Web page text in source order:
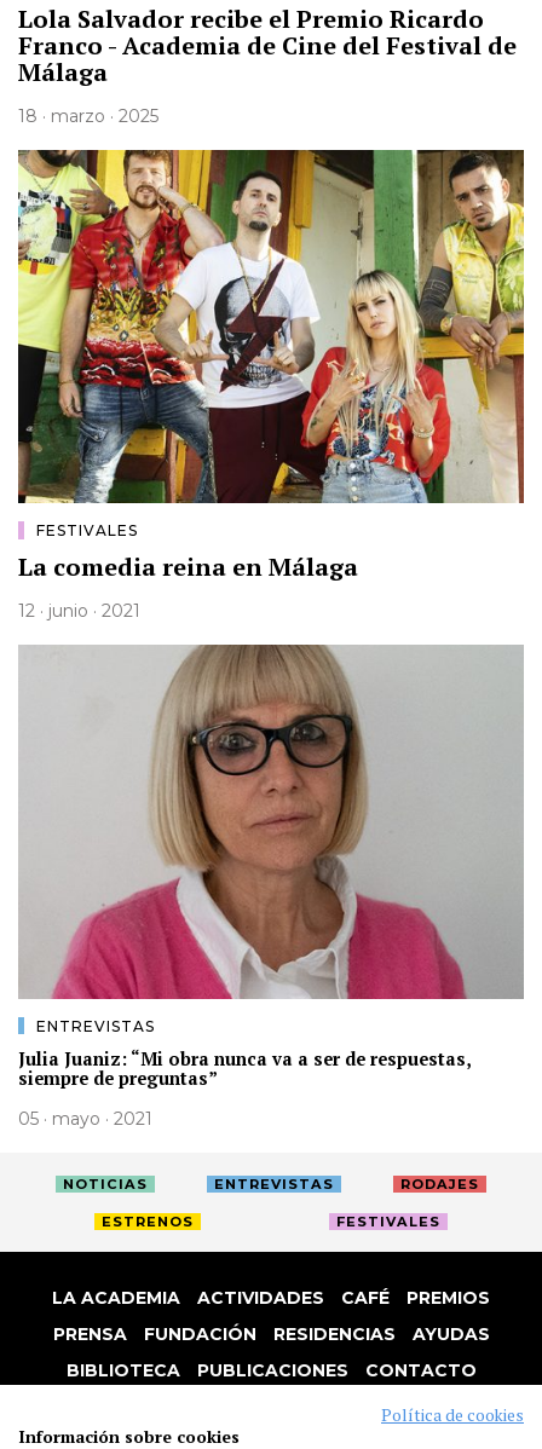
Lola Salvador recibe el Premio Ricardo
Franco - Academia de Cine del Festival de
Málaga
18 · marzo · 2025
FESTIVALES
La comedia reina en Málaga
12 · junio · 2021
ENTREVISTAS
Julia Juaniz: “Mi obra nunca va a ser de respuestas,
siempre de preguntas”
05 · mayo · 2021
NOTICIAS ENTREVISTAS RODAJES
ESTRENOS FESTIVALES
LA ACADEMIA ACTIVIDADES CAFÉ
PREMIOS
PRENSA
FUNDACIÓN RESIDENCIAS
AYUDAS
BIBLIOTECA
PUBLICACIONES
CONTACTO
COOKIES
Política de cookies
Información sobre cookies